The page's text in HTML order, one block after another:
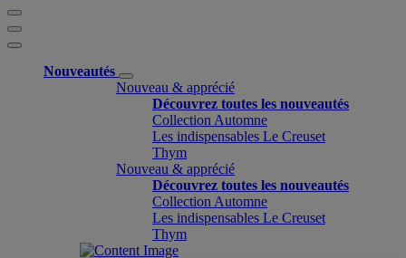
Nouveautés
Nouveau & apprécié
Découvrez toutes les nouveautés
Collection Automne
Les indispensables Le Creuset
Thym
Nouveau & apprécié
Découvrez toutes les nouveautés
Collection Automne
Les indispensables Le Creuset
Thym